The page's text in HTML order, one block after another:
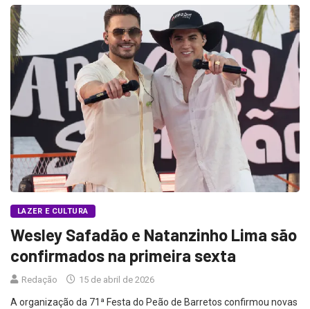
LAZER E CULTURA
Wesley Safadão e Natanzinho Lima são
confirmados na primeira sexta
Redação 15 de abril de 2026
A organização da 71ª Festa do Peão de Barretos confirmou novas